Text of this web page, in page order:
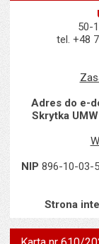
50-
tel. +48
Adres do e-
Skrytka
NIP 896-10-03-
Strona